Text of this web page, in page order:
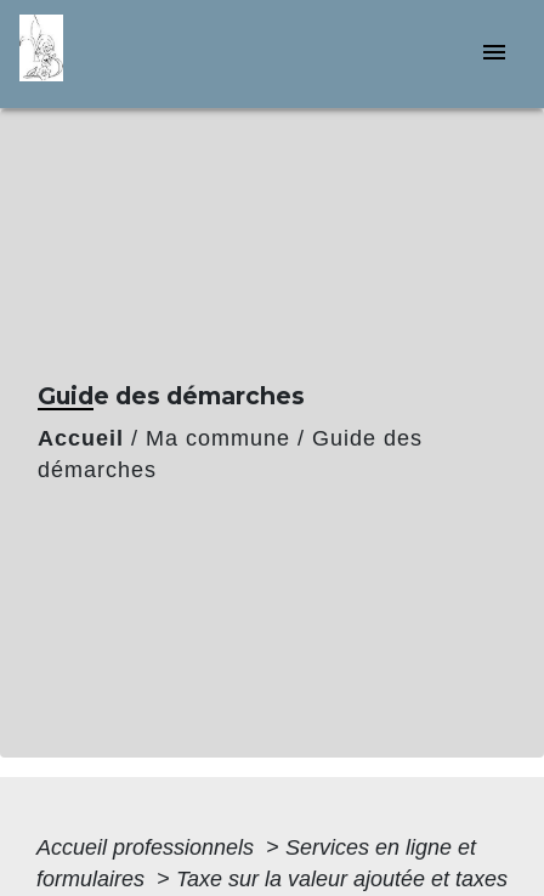
menu
Guide des démarches
Accueil / Ma commune / Guide des
démarches
Accueil professionnels > Services en ligne et
formulaires > Taxe sur la valeur ajoutée et taxes